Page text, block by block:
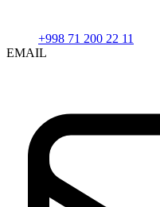
+998 71 200 22 11
EMAIL